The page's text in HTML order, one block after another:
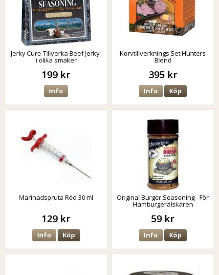
Jerky Cure-Tillverka Beef Jerky-
i olika smaker
199 kr
Info
Korvtillverknings Set Hunters
Blend
395 kr
Info Köp
Marinadspruta Röd 30 ml
129 kr
Info Köp
Original Burger Seasoning - För
Hamburgerälskaren
59 kr
Info Köp